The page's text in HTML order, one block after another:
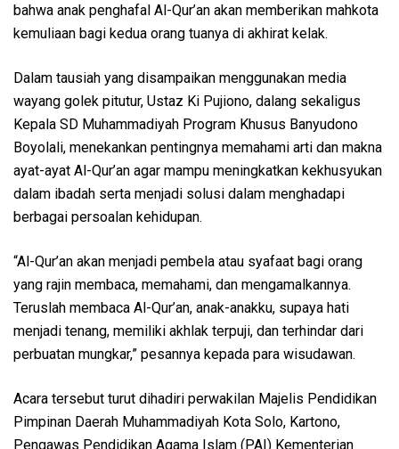
bahwa anak penghafal Al-Qur’an akan memberikan mahkota
kemuliaan bagi kedua orang tuanya di akhirat kelak.
Dalam tausiah yang disampaikan menggunakan media
wayang golek pitutur, Ustaz Ki Pujiono, dalang sekaligus
Kepala SD Muhammadiyah Program Khusus Banyudono
Boyolali, menekankan pentingnya memahami arti dan makna
ayat-ayat Al-Qur’an agar mampu meningkatkan kekhusyukan
dalam ibadah serta menjadi solusi dalam menghadapi
berbagai persoalan kehidupan.
“Al-Qur’an akan menjadi pembela atau syafaat bagi orang
yang rajin membaca, memahami, dan mengamalkannya.
Teruslah membaca Al-Qur’an, anak-anakku, supaya hati
menjadi tenang, memiliki akhlak terpuji, dan terhindar dari
perbuatan mungkar,” pesannya kepada para wisudawan.
Acara tersebut turut dihadiri perwakilan Majelis Pendidikan
Pimpinan Daerah Muhammadiyah Kota Solo, Kartono,
Pengawas Pendidikan Agama Islam (PAI) Kementerian